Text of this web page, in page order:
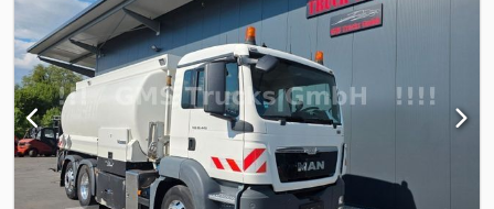
without vacuum or hydraulic pump. Wall thickness approx. 4 mm.
Non-binding offer—subject to change and prior sale. Sale is made
excluding any warranty. All information is provided without
guarantee. Crodpfx Aaeudzais Dof